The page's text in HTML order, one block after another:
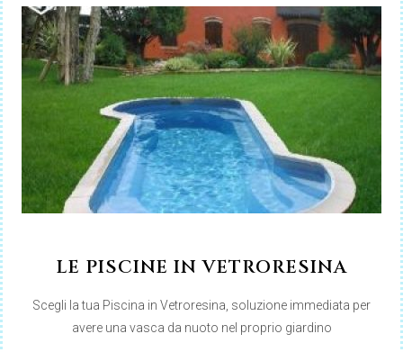
LE PISCINE IN VETRORESINA
Scegli la tua Piscina in Vetroresina, soluzione immediata per
avere una vasca da nuoto nel proprio giardino